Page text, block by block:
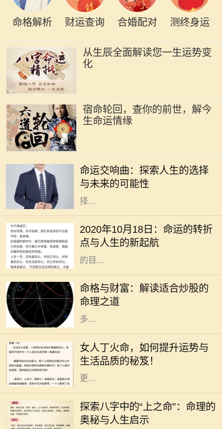
命格解析 财运查询 合婚配对 测终身运
从生辰全面解读您一生运势变
化
宿命轮回，查你的前世，解今
生命运情缘
命运交响曲：探索人生的选择
与未来的可能性
到迷茫，甚至对未来充满了担忧。电
影《命运交响曲》通过一段跌宕起伏
的故事，引导观众深入思考人生的选
择...
2020年10月18日：命运的转折
点与人生的新起航
2020年10月18日，作为一个看似普
通的日子，却在不知不觉中成了许多
人生活的转折点。在这个时代高速发
展的背景下，我们总是忙于追逐眼前
的目...
命格与财富：解读适合炒股的
命理之道
在现代社会，股市作为一种重要的投
资方式，吸引了越来越多的人参与。
然而，炒股不仅仅是简单地买入和卖
出，更是与个人的命理息息相关。许
多...
女人丁火命，如何提升运势与
生活品质的秘笈！
在中国传统命理学中，丁火命代表了
热情、温暖和灵动。对于女人来说，
丁火命的特质使她们充满了活力和魅
力。但是，要想在生活和事业中实现
更...
探索八字中的“上之命”：命理的
奥秘与人生启示
在中国传统命理学中，每个人的出生
时刻可以用八字来描述，而八字又可
以分为多种命格，其中“上之命”便是
一种颇具神秘色彩的命格。上之